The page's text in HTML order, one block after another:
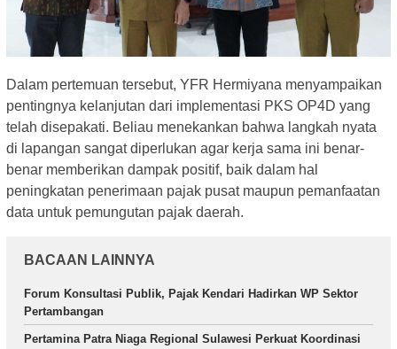
Dalam pertemuan tersebut, YFR Hermiyana menyampaikan
pentingnya kelanjutan dari implementasi PKS OP4D yang
telah disepakati. Beliau menekankan bahwa langkah nyata
di lapangan sangat diperlukan agar kerja sama ini benar-
benar memberikan dampak positif, baik dalam hal
peningkatan penerimaan pajak pusat maupun pemanfaatan
data untuk pemungutan pajak daerah.
BACAAN LAINNYA
Forum Konsultasi Publik, Pajak Kendari Hadirkan WP Sektor
Pertambangan
Pertamina Patra Niaga Regional Sulawesi Perkuat Koordinasi